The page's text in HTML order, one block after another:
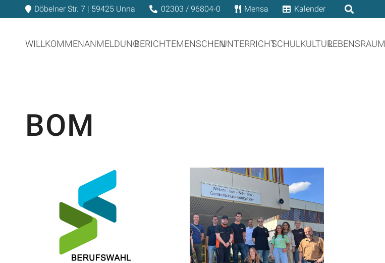
Döbelner Str. 7 | 59425 Unna 02303 / 96804-0 Mensa Kalender
WILLKOMMENANMELDUNGBERICHTEMENSCHENUNTERRICHTSCHULKULTURLEBENSRAUM
BOM